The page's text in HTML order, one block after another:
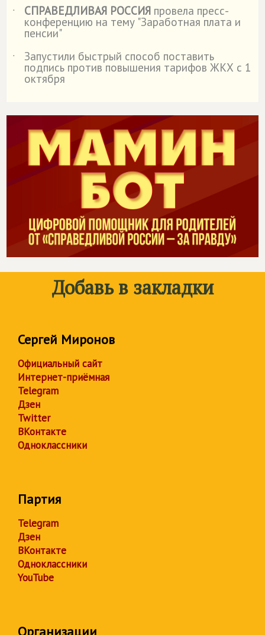
˙
СПРАВЕДЛИВАЯ РОССИЯ провела пресс-
конференцию на тему "Заработная плата и
пенсии"
˙
Запустили быстрый способ поставить
подпись против повышения тарифов ЖКХ с 1
октября
Добавь в закладки
Сергей Миронов
Официальный сайт
Интернет-приёмная
Telegram
Дзен
Twitter
ВКонтакте
Одноклассники
Партия
Telegram
Дзен
ВКонтакте
Одноклассники
YouTube
Организации